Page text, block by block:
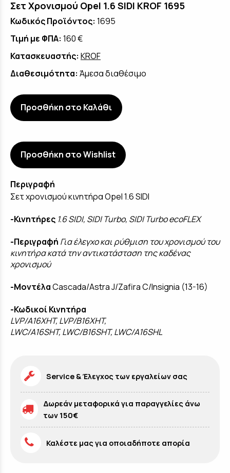
Σετ Χρονισμού Opel 1.6 SIDI KROF 1695
Κωδικός Προϊόντος: 1695
Τιμή με ΦΠΑ: 160 €
Κατασκευαστής: KROF
Διαθεσιμότητα: Άμεσα διαθέσιμο
Προσθήκη στο Καλάθι
Προσθήκη στο Wishlist
Περιγραφή
Σετ χρονισμού κινητήρα Opel 1.6 SIDI
-Κινητήρες 1.6 SIDI, SIDI Turbo, SIDI Turbo ecoFLEX
-Περιγραφή Για έλεγχο και ρύθμιση του χρονισμού του
κινητήρα κατά την αντικατάσταση της καδένας
χρονισμού
-ΜοντέλαCascada/Astra J/Zafira C/Insignia (13-16)
-Κωδικοί Κινητήρα
LVP/A16XHT, LVP/B16XHT,
LWC/A16SHT, LWC/B16SHT, LWC/A16SHL
Service & Έλεγχος των εργαλείων σας
Δωρεάν μεταφορικά για παραγγελίες άνω
των 150€
Καλέστε μας για οποιαδήποτε απορία